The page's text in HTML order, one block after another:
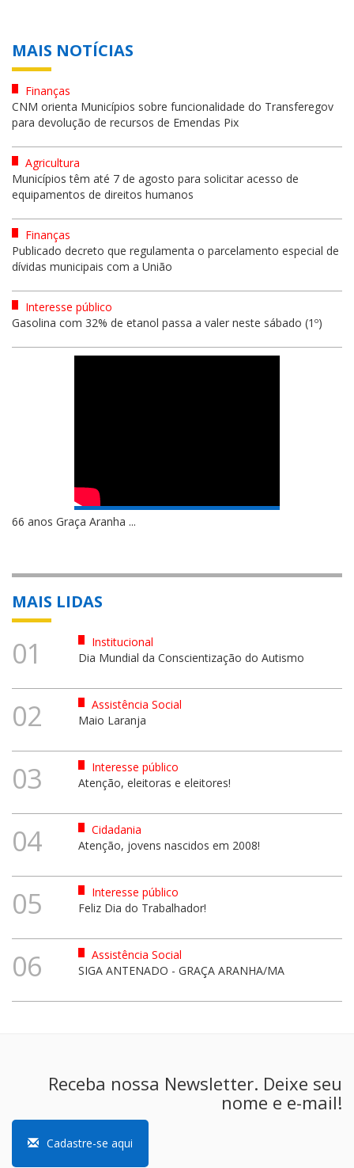
MAIS NOTÍCIAS
Finanças
CNM orienta Municípios sobre funcionalidade do Transferegov
para devolução de recursos de Emendas Pix
Agricultura
Municípios têm até 7 de agosto para solicitar acesso de
equipamentos de direitos humanos
Finanças
Publicado decreto que regulamenta o parcelamento especial de
dívidas municipais com a União
Interesse público
Gasolina com 32% de etanol passa a valer neste sábado (1º)
66 anos Graça Aranha ...
MAIS LIDAS
01
Institucional
Dia Mundial da Conscientização do Autismo
02
Assistência Social
Maio Laranja
03
Interesse público
Atenção, eleitoras e eleitores!
04
Cidadania
Atenção, jovens nascidos em 2008!
05
Interesse público
Feliz Dia do Trabalhador!
06
Assistência Social
SIGA ANTENADO - GRAÇA ARANHA/MA
Receba nossa Newsletter. Deixe seu
nome e e-mail!
Cadastre-se aqui